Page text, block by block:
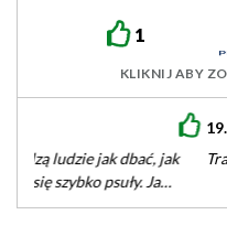
1
KLIKNIJ ABY
Tragedia ,tragedia i jeszcze